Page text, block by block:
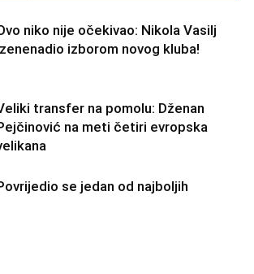
niko nije očekivao: Nikola Vasilj
izborom novog kluba!
transfer na pomolu: Dženan
na meti četiri evropska
se jedan od najboljih